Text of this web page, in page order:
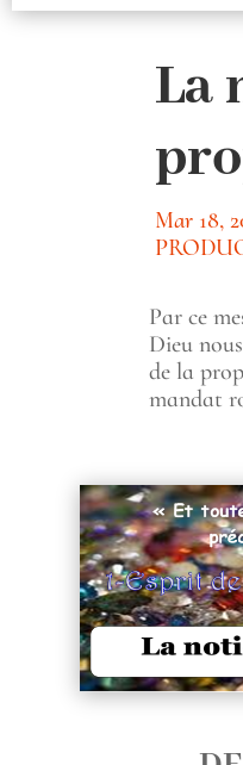
La
Mar 18,
Par ce
Dieu
de la
mandat